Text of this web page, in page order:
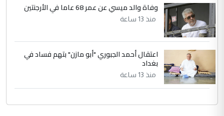
وفاة والد ميسي عن عمر 68 عاما في الأرجنتين
منذ 13 ساعة
اعتقال أحمد الجبوري "أبو مازن" بتهم فساد في
بغداد
منذ 13 ساعة